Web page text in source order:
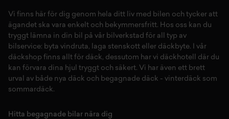
Vi finns här för dig genom hela ditt liv med bilen och tycker att
ägandet ska vara enkelt och bekymmersfritt. Hos oss kan du
tryggt lämna in din bil på vår bilverkstad för all typ av
bilservice: byta vindruta, laga stenskott eller däckbyte. I vår
däckshop finns allt för däck, dessutom har vi däckhotell där du
kan förvara dina hjul tryggt och säkert. Vi har även ett brett
urval av både nya däck och begagnade däck - vinterdäck som
sommardäck.
Hitta begagnade bilar nära dig